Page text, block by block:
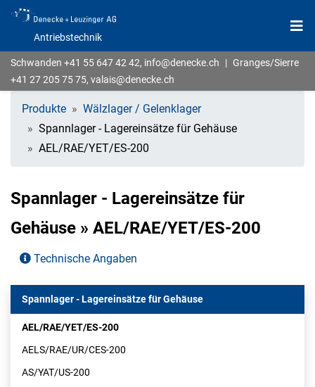
Antriebstechnik
Schwanden +41 55 647 42 42, info@denecke.ch | Granges/Sierre
+41 27 205 75 75, valais@denecke.ch
Produkte
Wälzlager / Gelenklager
Spannlager - Lagereinsätze für Gehäuse
AEL/RAE/YET/ES-200
Spannlager - Lagereinsätze für
Gehäuse » AEL/RAE/YET/ES-200
Technische Angaben
Spannlager - Lagereinsätze für Gehäuse
AEL/RAE/YET/ES-200
AELS/RAE/UR/CES-200
AS/YAT/US-200